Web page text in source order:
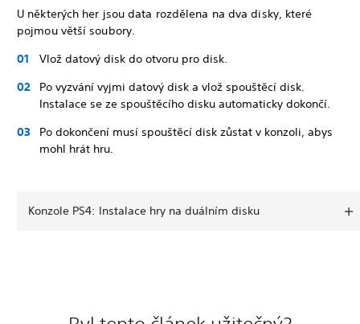
U některých her jsou data rozdělena na dva disky, které
pojmou větší soubory.
Vlož datový disk do otvoru pro disk.
Po vyzvání vyjmi datový disk a vlož spouštěcí disk.
Instalace se ze spouštěcího disku automaticky dokončí.
Po dokončení musí spouštěcí disk zůstat v konzoli, abys
mohl hrát hru.
Konzole PS4: Instalace hry na duálním disku